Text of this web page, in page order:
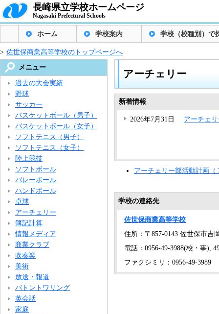
長崎県立学校ホームページ
Nagasaki Prefectural Schools
ホーム 学校案内 学校（校種別）で
> 佐世保商業高等学校のトップページへ
アーチェリー
新着情報
2026年7月31日 アーチェ
アーチェリー部活動計画（
学校の連絡先
佐世保商業高等学校
住所：〒857-0143 佐世保市吉
電話：0956-49-3988(校・事),
ファクシミリ：0956-49-3989
メニュー
過去の大会実績
野球
サッカー
バスケットボール（男子）
バスケットボール（女子）
ソフトテニス（男子）
ソフトテニス（女子）
陸上競技
ソフトボール
バレーボール
ハンドボール
卓球
アーチェリー
簿記計算
情報メディア
商業クラブ
吹奏楽
美術
放送・報道
バトントワリング
英会話
家庭